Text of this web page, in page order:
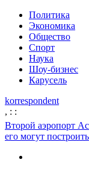
Политика
Экономика
Общество
Спорт
Наука
Шоу-бизнес
Карусель
korrespondent
, : :
Второй аэропорт
его могут построить